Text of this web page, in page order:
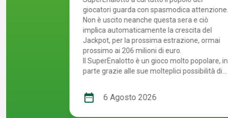
giocatori guarda con spasmodica attenzione.
Non è uscito neanche questa sera e ciò
implica automaticamente la crescita del
Jackpot, per la prossima estrazione, ormai
prossimo ai 206 milioni di euro.
Il SuperEnalotto è un gioco molto popolare, in
parte grazie alle sue molteplici possibilità di
estrazione bisogna verificare diversi risultati.
Per gestire tutto facilmente e rapidamente,
date_range 6 Agosto 2026